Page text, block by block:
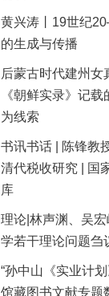
黄兴涛丨19世纪
的生成与传播
后蒙古时代建州
《朝鲜实录》记
为线索
书讯书话 | 陈锋教
清代税收研究 | 国
库
理论|林声渊、吴
学若干理论问题刍
“孙中山《实业计
馆藏图书文献专题